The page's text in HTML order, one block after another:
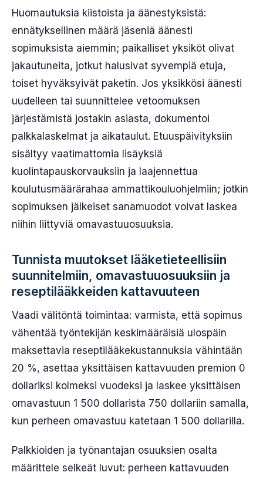
Huomautuksia kiistoista ja äänestyksistä:
ennätyksellinen määrä jäseniä äänesti
sopimuksista aiemmin; paikalliset yksiköt olivat
jakautuneita, jotkut halusivat syvempiä etuja,
toiset hyväksyivät paketin. Jos yksikkösi äänesti
uudelleen tai suunnittelee vetoomuksen
järjestämistä jostakin asiasta, dokumentoi
palkkalaskelmat ja aikataulut. Etuuspäivityksiin
sisältyy vaatimattomia lisäyksiä
kuolintapauskorvauksiin ja laajennettua
koulutusmäärärahaa ammattikouluohjelmiin; jotkin
sopimuksen jälkeiset sanamuodot voivat laskea
niihin liittyviä omavastuuosuuksia.
Tunnista muutokset lääketieteellisiin
suunnitelmiin, omavastuuosuuksiin ja
reseptilääkkeiden kattavuuteen
Vaadi välitöntä toimintaa: varmista, että sopimus
vähentää työntekijän keskimääräisiä ulospäin
maksettavia reseptilääkekustannuksia vähintään
20 %, asettaa yksittäisen kattavuuden premion 0
dollariksi kolmeksi vuodeksi ja laskee yksittäisen
omavastuun 1 500 dollarista 750 dollariin samalla,
kun perheen omavastuu katetaan 1 500 dollarilla.
Palkkioiden ja työnantajan osuuksien osalta
määrittele selkeät luvut: perheen kattavuuden